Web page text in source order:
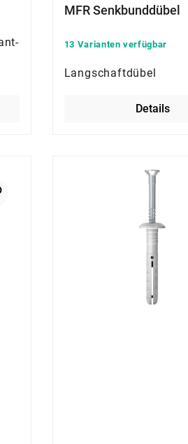
MFR Senkbunddübel
13 Varianten verfügbar
Langschaftdübel
Details